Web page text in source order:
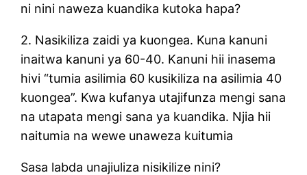
ni nini naweza kuandika kutoka hapa?
2. Nasikiliza zaidi ya kuongea. Kuna kanuni
inaitwa kanuni ya 60-40. Kanuni hii inasema
hivi “tumia asilimia 60 kusikiliza na asilimia 40
kuongea”. Kwa kufanya utajifunza mengi sana
na utapata mengi sana ya kuandika. Njia hii
naitumia na wewe unaweza kuitumia
Sasa labda unajiuliza nisikilize nini?